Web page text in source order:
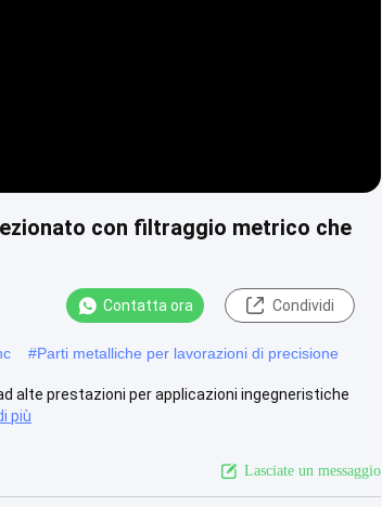
con filtraggio metrico che
Contatta ora Condividi
#Parti metalliche per lavorazioni di precisione
alte prestazioni per applicazioni ingegneristiche
più
Lasciate un messaggio